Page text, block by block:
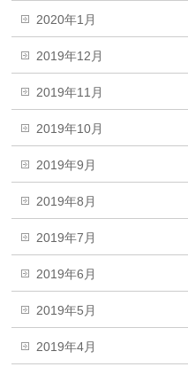
2020年1月
2019年12月
2019年11月
2019年10月
2019年9月
2019年8月
2019年7月
2019年6月
2019年5月
2019年4月